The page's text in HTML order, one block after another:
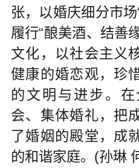
张，以婚庆细分市场
履行“酿美酒、结善
文化，以社会主义
健康的婚恋观，珍
的文明与进步。
会、集体婚礼，把
了婚姻的殿堂，成
的和谐家庭。(孙琳